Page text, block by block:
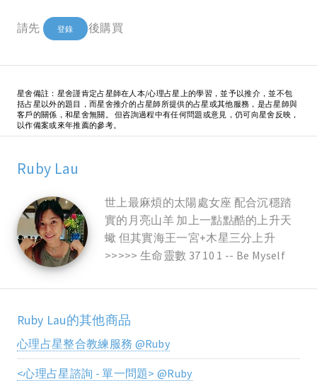
請先 登錄 後購買
星舍備註：星舍謹肯定占星師在人本/心理占星上的學習，並予以推介，並不包
括占星以外的題目，而星舍推介的占星師所提供的占星或其他服務，是占星師與
客戶的關係，和星舍無關。 但咨詢過程中有任何問題或意見，仍可向星舍反映，
以作備案或來年推薦的參考。
Ruby Lau
世上最麻煩的太陽處女座 配合沉穩踏
實的月亮山羊 加上一點點酷的上升天
蠍 但其實海王一宮+木星三分上升
>>>>> 生命靈數 37 10 1 -- Be Myself
Ruby Lau的其他商品
心理占星整合教練服務 @Ruby
<心理占星諮詢 - 單一問題> @Ruby